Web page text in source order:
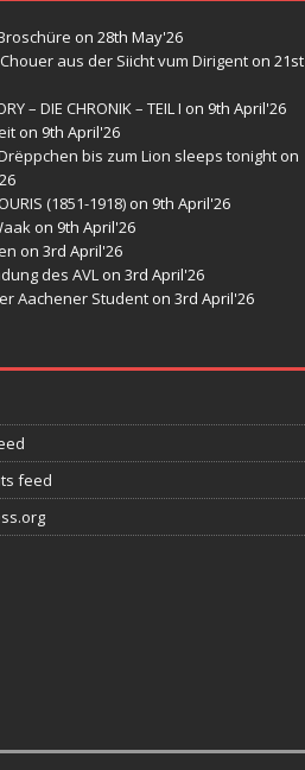
on 28th May'26
aus der Siicht vum Dirigenton 21st
– DIE CHRONIK – TEIL I on 9th April'26
on 9th April'26
bis zum Lion sleeps tonighton
(1851-1918)on 9th April'26
on 9th April'26
on 3rd April'26
des AVLon 3rd April'26
Aachener Studenton 3rd April'26
feed